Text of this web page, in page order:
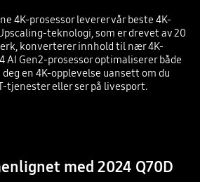
4K-prosessor leverer vår beste 4K-
teknologi, som er drevet av 20
konverterer innhold til nær 4K-
AI Gen2-prosessor optimaliserer både
deg en 4K-opplevelse uansett om du
tjenester eller ser på livesport.
med 2024 Q70D